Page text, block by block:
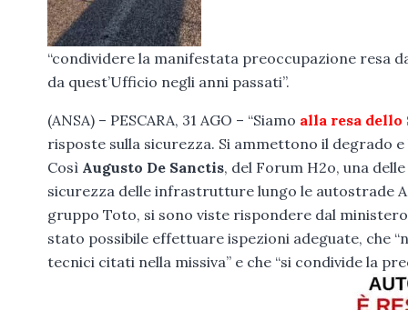
“condividere la manifestata preoccupazione resa
da quest’Ufficio negli anni passati”.
(ANSA) – PESCARA, 31 AGO – “Siamo alla resa dello
risposte sulla sicurezza. Si ammettono il degrado
Così Augusto De Sanctis, del Forum H2o, una
sicurezza delle infrastrutture lungo le autostrade
gruppo Toto, si sono viste rispondere dal
stato possibile effettuare ispezioni adeguate, che
tecnici citati nella missiva” e che “si condivide la